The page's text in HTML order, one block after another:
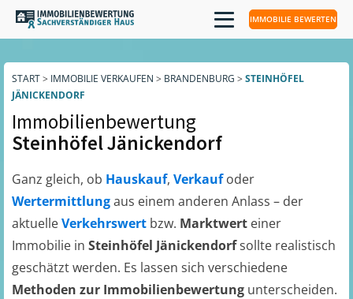
IMMOBILIE BEWERTEN
START> IMMOBILIE VERKAUFEN > BRANDENBURG > STEINHÖFEL
JÄNICKENDORF
Immobilienbewertung
Steinhöfel Jänickendorf
Ganz gleich, ob Hauskauf, Verkaufoder
Wertermittlungaus einem anderen Anlass – der
aktuelleVerkehrswert bzw. Marktwert einer
Immobilie in Steinhöfel Jänickendorfsollte realistisch
geschätzt werden. Es lassen sich verschiedene
Methoden zur Immobilienbewertung unterscheiden.